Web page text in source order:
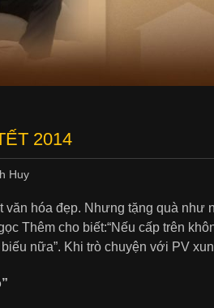
2014
Huy
văn hóa đẹp. Nhưng tặng quà
Thêm cho biết:“Nếu cấp trên
nữa”. Khi trò chuyện với PV